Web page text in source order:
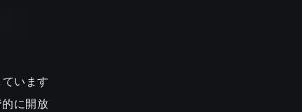
います
に開放